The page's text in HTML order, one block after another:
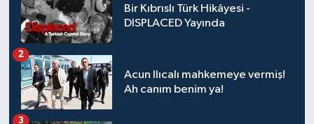
Bir Kıbrıslı Türk Hikâyesi -
DISPLACED Yayında
Acun Ilıcalı mahkemeye vermiş!
Ah canım benim ya!
2